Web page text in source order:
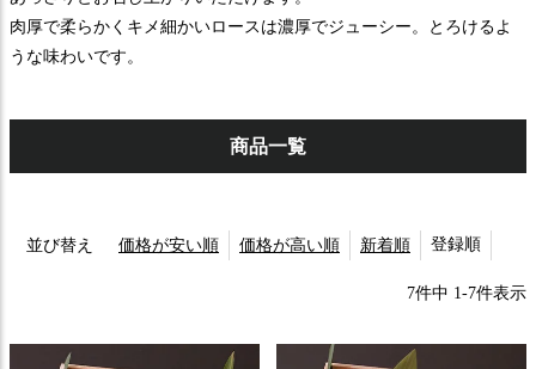
肉厚で柔らかくキメ細かいロースは濃厚でジューシー。とろけるよ
うな味わいです。
商品一覧
並び替え 価格が安い順 価格が高い順 新着順 登録順
7件中 1-7件表示